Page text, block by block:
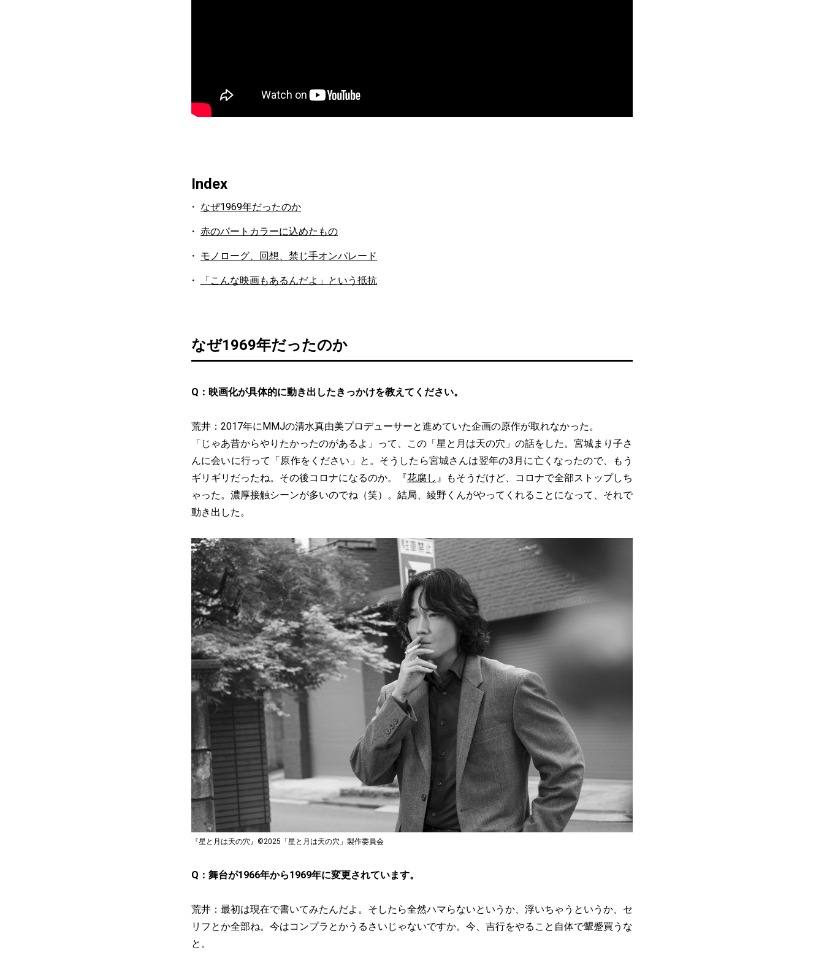
Index
なぜ1969年だったのか
赤のパートカラーに込めたもの
モノローグ、回想、禁じ手オンパレード
「こんな映画もあるんだよ」という抵抗
なぜ1969年だったのか
Q：映画化が具体的に動き出したきっかけを教えてください。
荒井：2017年にMMJの清水真由美プロデューサーと進めていた企画の原作が取れなかった。
「じゃあ昔からやりたかったのがあるよ」って、この「星と月は天の穴」の話をした。宮城まり子さ
んに会いに行って「原作をください」と。そうしたら宮城さんは翌年の3月に亡くなったので、もう
ギリギリだったね。その後コロナになるのか。『花腐し 』もそうだけど、コロナで全部ストップしち
ゃった。濃厚接触シーンが多いのでね（笑）。結局、綾野くんがやってくれることになって、それで
動き出した。
『星と月は天の穴』©2025「星と月は天の穴」製作委員会
Q：舞台が1966年から1969年に変更されています。
荒井：最初は現在で書いてみたんだよ。そしたら全然ハマらないというか、浮いちゃうというか、セ
リフとか全部ね。今はコンプラとかうるさいじゃないですか。今、吉行をやること自体で顰蹙買うな
と。